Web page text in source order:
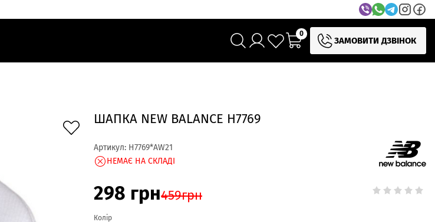
0
ЗАМОВИТИ ДЗВІНОК
ШАПКА NEW BALANCE H7769
Артикул: H7769*AW21
НЕМАЄ НА СКЛАДІ
298 грн459грн
Колір